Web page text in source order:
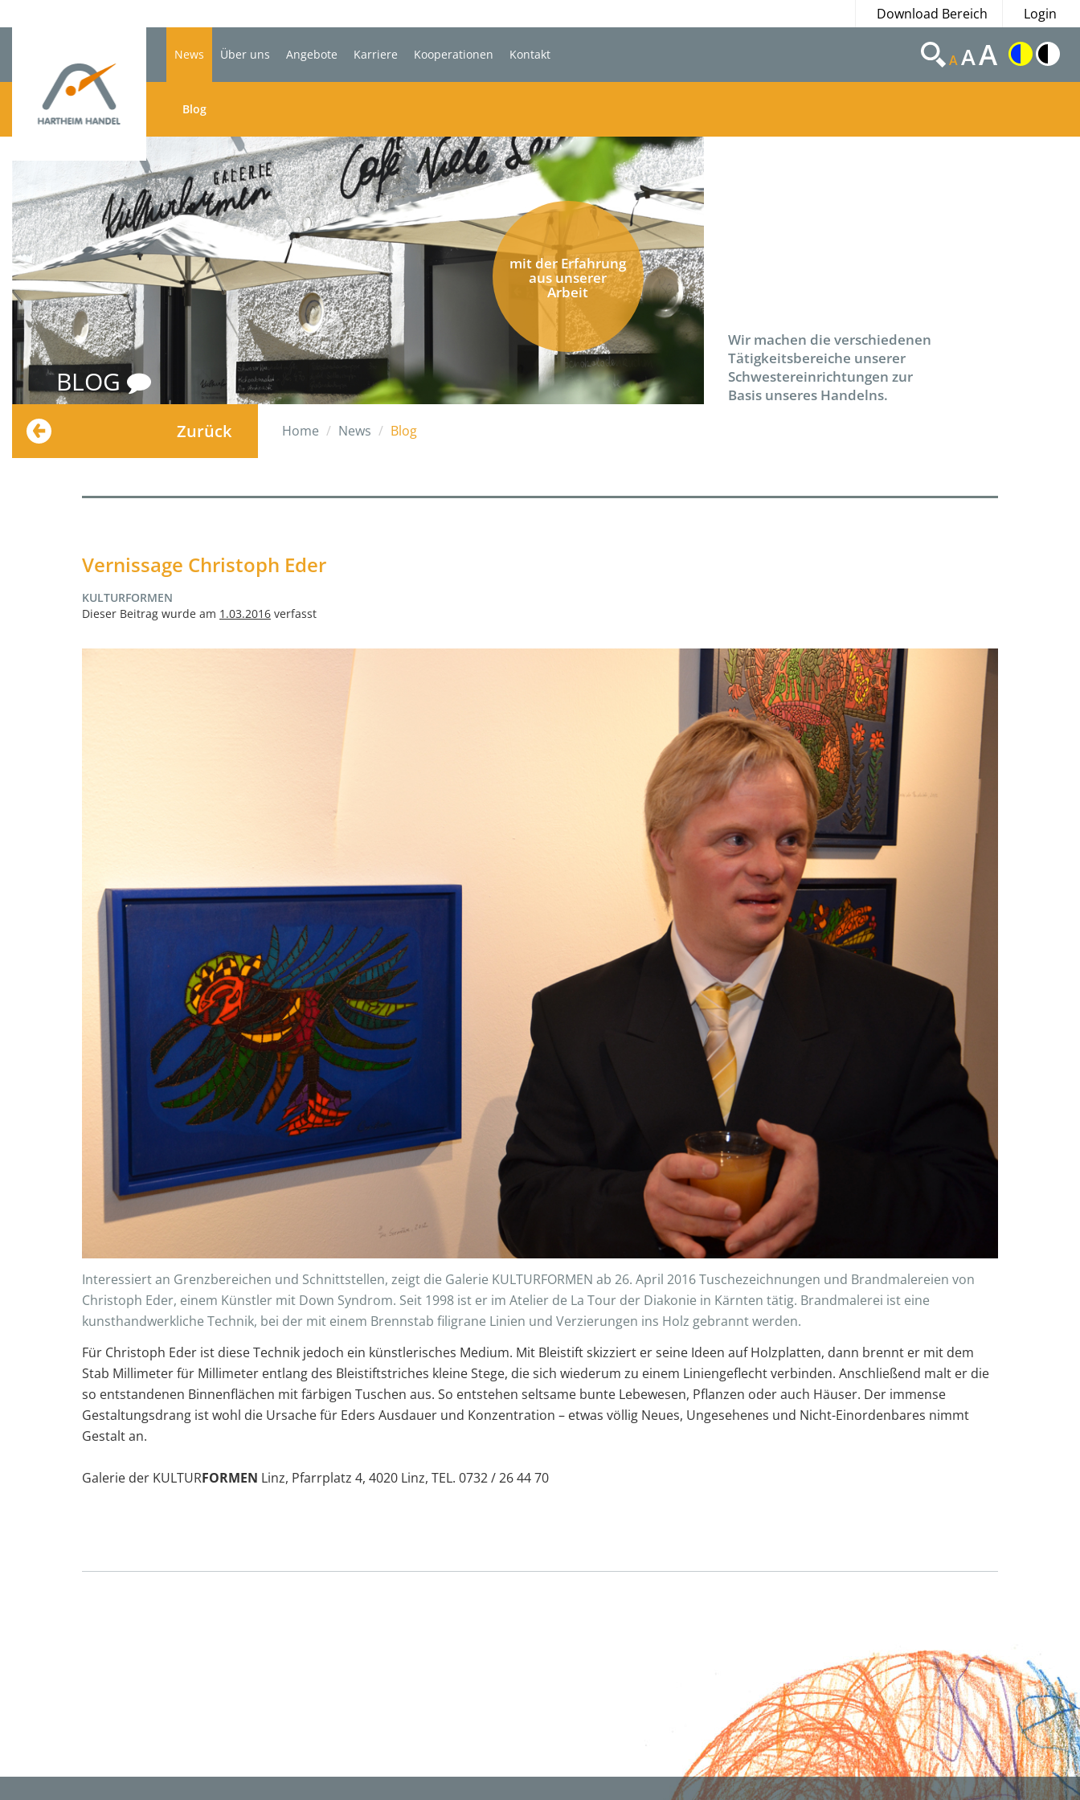
Download Bereich Login
News
Blog
Über uns Angebote Karriere Kooperationen Kontakt AAA
mit der Erfahrung
aus unserer
Arbeit
BLOG
Wir machen die verschiedenen
Tätigkeitsbereiche unserer
Schwestereinrichtungen zur
Basis unseres Handelns.
Zurück Home News Blog
Vernissage Christoph Eder
KULTURFORMEN
Dieser Beitrag wurde am 1.03.2016 verfasst
Interessiert an Grenzbereichen und Schnittstellen, zeigt die Galerie KULTURFORMEN ab 26. April 2016 Tuschezeichnungen und Brandmalereien von
Christoph Eder, einem Künstler mit Down Syndrom. Seit 1998 ist er im Atelier de La Tour der Diakonie in Kärnten tätig. Brandmalerei ist eine
kunsthandwerkliche Technik, bei der mit einem Brennstab filigrane Linien und Verzierungen ins Holz gebrannt werden.
Für Christoph Eder ist diese Technik jedoch ein künstlerisches Medium. Mit Bleistift skizziert er seine Ideen auf Holzplatten, dann brennt er mit dem
Stab Millimeter für Millimeter entlang des Bleistiftstriches kleine Stege, die sich wiederum zu einem Liniengeflecht verbinden. Anschließend malt er die
so entstandenen Binnenflächen mit färbigen Tuschen aus. So entstehen seltsame bunte Lebewesen, Pflanzen oder auch Häuser. Der immense
Gestaltungsdrang ist wohl die Ursache für Eders Ausdauer und Konzentration – etwas völlig Neues, Ungesehenes und Nicht-Einordenbares nimmt
Gestalt an.
Galerie der KULTURFORMEN Linz, Pfarrplatz 4, 4020 Linz, TEL. 0732 / 26 44 70